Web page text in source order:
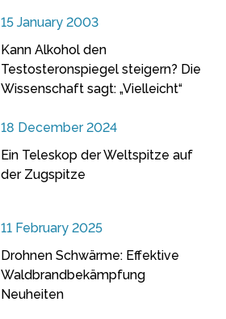
15 January 2003
Kann Alkohol den
Testosteronspiegel steigern? Die
Wissenschaft sagt: „Vielleicht“
18 December 2024
Ein Teleskop der Weltspitze auf
der Zugspitze
11 February 2025
Drohnen Schwärme: Effektive
Waldbrandbekämpfung
Neuheiten